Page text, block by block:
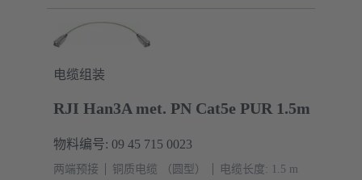
电缆组装
RJI Han3A met. PN Cat5e PUR 1.5m
物料编号: 09 45 715 0023
两端预接 铜质电缆 （圆型） 电缆长度: 1.5 m